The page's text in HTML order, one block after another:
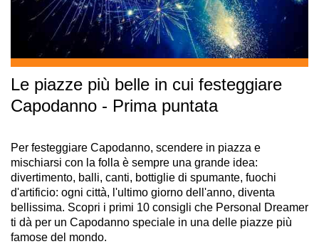
Le piazze più belle in cui festeggiare
Capodanno - Prima puntata
Per festeggiare Capodanno, scendere in piazza e
mischiarsi con la folla è sempre una grande idea:
divertimento, balli, canti, bottiglie di spumante, fuochi
d'artificio: ogni città, l'ultimo giorno dell'anno, diventa
bellissima. Scopri i primi 10 consigli che Personal Dreamer
ti dà per un Capodanno speciale in una delle piazze più
famose del mondo.